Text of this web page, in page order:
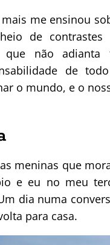
me ensinou
de
que não
de
o mundo, e o
meninas que
e eu no meu
dia numa
para casa.